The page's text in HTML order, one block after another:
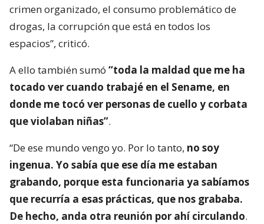
crimen organizado, el consumo problemático de
drogas, la corrupción que está en todos los
espacios”, criticó.
A ello también sumó “toda la maldad que me ha
tocado ver cuando trabajé en el Sename, en
donde me tocó ver personas de cuello y corbata
que violaban niñas”.
“De ese mundo vengo yo. Por lo tanto, no soy
ingenua. Yo sabía que ese día me estaban
grabando, porque esta funcionaria ya sabíamos
que recurría a esas prácticas, que nos grababa.
De hecho, anda otra reunión por ahí circulando.